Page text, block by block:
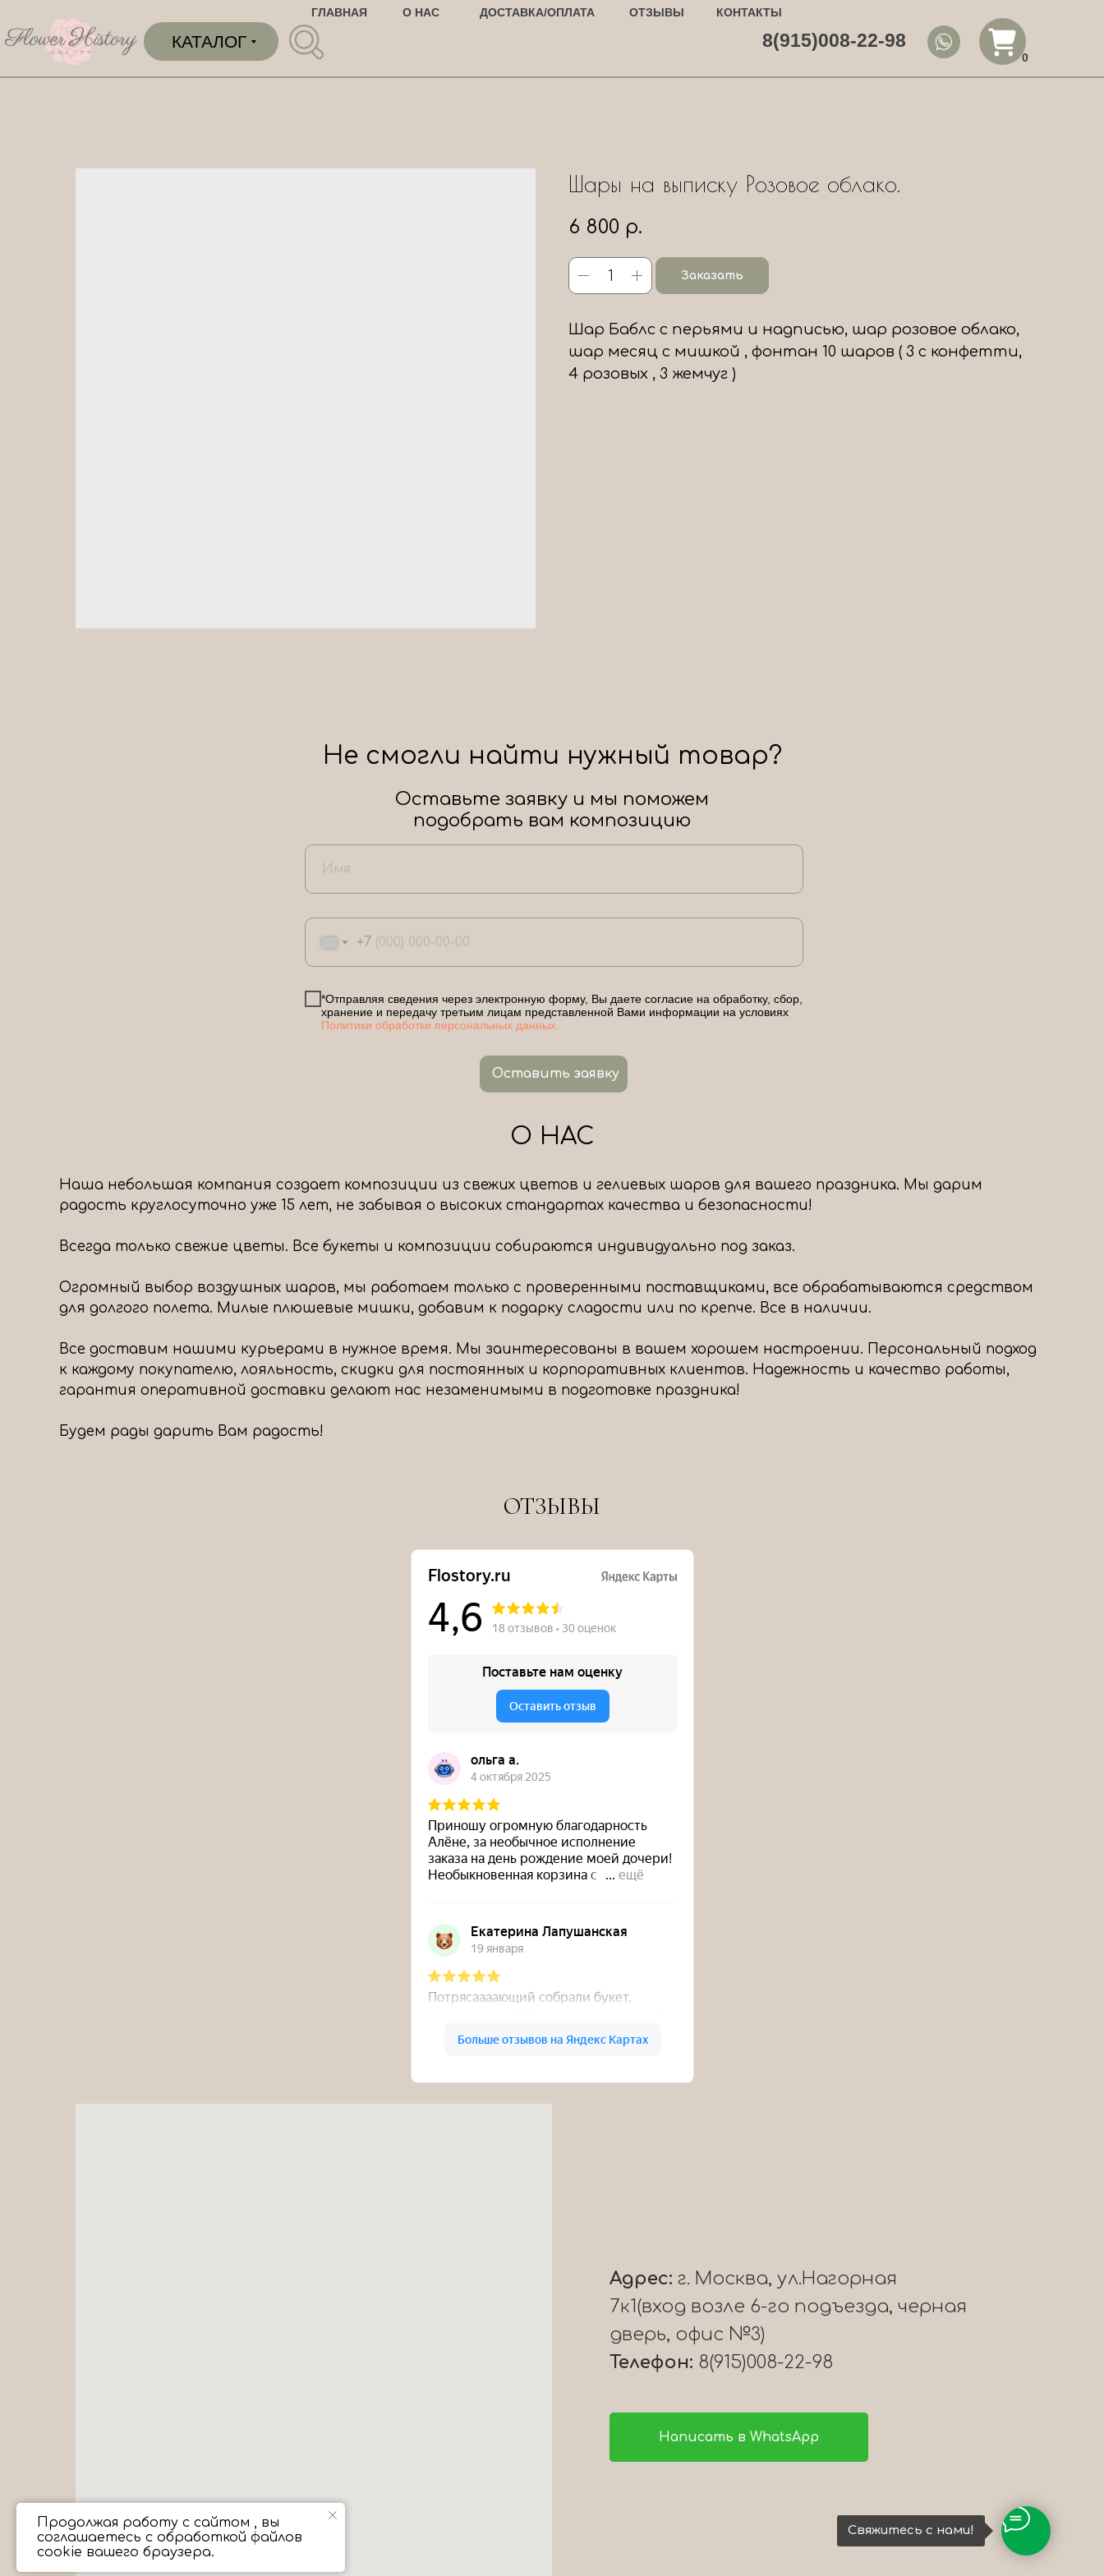
8(915)008-22-98
КАТАЛОГ
О НАС
ГЛАВНАЯ ДОСТАВКА/ОПЛАТА ОТЗЫВЫ КОНТАКТЫ
0
Свяжитесь с нами!
Продолжая работу с сайтом , вы
соглашаетесь с обработкой файлов
cookie вашего браузера.
Шары на выписку Розовое облако.
6 800 р.
Заказать
Шар Баблс с перьями и надписью, шар розовое облако,
шар месяц с мишкой , фонтан 10 шаров ( 3 с конфетти,
4 розовых , 3 жемчуг )
+7
*Отправляя сведения через электронную форму, Вы даете согласие на обработку, сбор,
хранение и передачу третьим лицам представленной Вами информации на условиях
Политики обработки персональных данных.
Оставить заявку
Не смогли найти нужный товар?
Оставьте заявку и мы поможем
подобрать вам композицию
О НАС
Наша небольшая компания создает композиции из свежих цветов и гелиевых шаров для вашего праздника. Мы дарим
радость круглосуточно уже 15 лет, не забывая о высоких стандартах качества и безопасности!
Всегда только свежие цветы. Все букеты и композиции собираются индивидуально под заказ.
Огромный выбор воздушных шаров, мы работаем только с проверенными поставщиками, все обрабатываются средством
для долгого полета. Милые плюшевые мишки, добавим к подарку сладости или по крепче. Все в наличии.
Все доставим нашими курьерами в нужное время. Мы заинтересованы в вашем хорошем настроении. Персональный подход
к каждому покупателю, лояльность, скидки для постоянных и корпоративных клиентов. Надежность и качество работы,
гарантия оперативной доставки делают нас незаменимыми в подготовке праздника!
Будем рады дарить Вам радость!
ОТЗЫВЫ
Адрес: г. Москва, ул.Нагорная
7к1(вход возле 6-го подъезда, черная
дверь, офис №3)
Телефон: 8(915)008-22-98
Написать в WhatsApp